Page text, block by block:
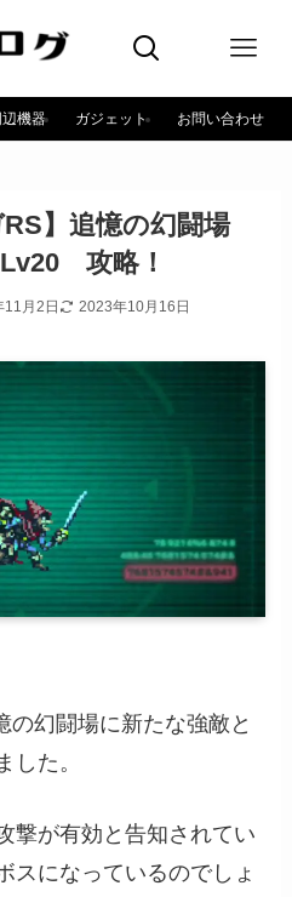
機器 ガジェット お問い合わせ
RS】追憶の幻闘場
Lv20 攻略！
月2日 2023年10月16日
の幻闘場に新たな強敵と
した。
撃が有効と告知されてい
スになっているのでしょ